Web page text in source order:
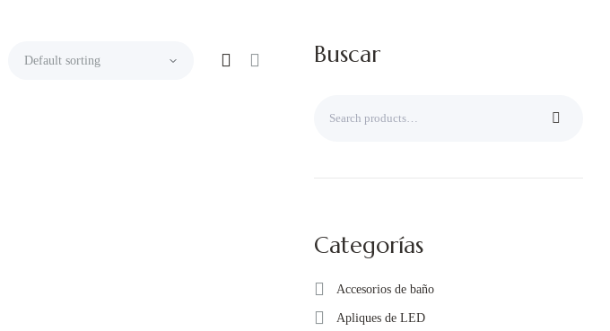
Buscar
Categorías
Accesorios de baño
Apliques de LED